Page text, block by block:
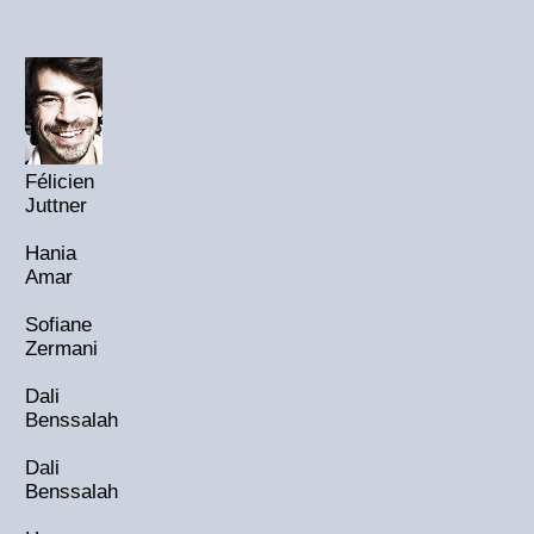
Félicien
Juttner
Hania
Amar
Sofiane
Zermani
Dali
Benssalah
Dali
Benssalah